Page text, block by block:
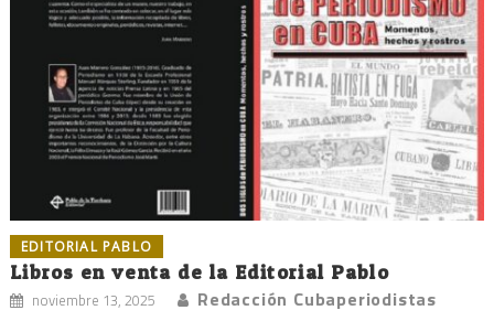
EDITORIAL PABLO
Libros en venta de la Editorial Pablo
noviembre 13, 2025 Redacción Cubaperiodistas